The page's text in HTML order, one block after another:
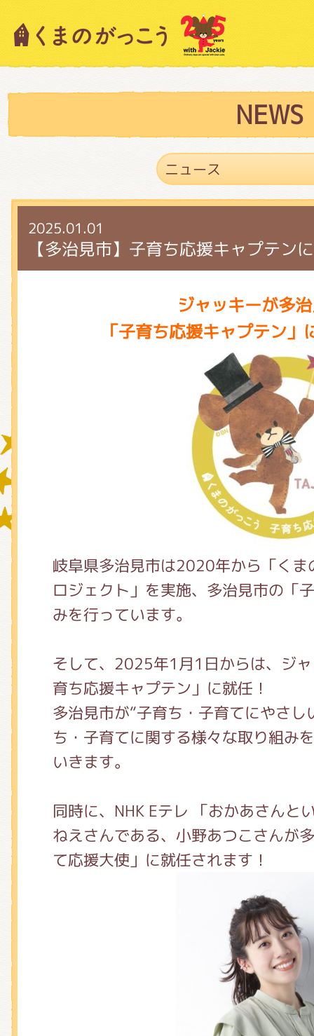
NEWS
2025.01.01
【多治見市】子育ち応援キャプテン
ジャッキーが多
「子育ち応援キャプテン
岐阜県多治見市は2020年から「くま
ロジェクト」を実施、多治見市の「
みを行っています。
そして、2025年1月1日からは、ジ
育ち応援キャプテン」に就任！
多治見市が“子育ち・子育てにやさ
ち・子育てに関する様々な取り組み
いきます。
同時に、NHK Eテレ 「おかあさんと
ねえさんである、小野あつこさんが
て応援大使」に就任されます！
キャラクター紹介
スタッフブログ
絵本・作家紹介
ショップインフォメーション
グッズインフォメーション
ミュージカル・コンサート
おたのしみコンテンツ(クイズ・
チア ジャッキーズ！
くまのがっこう 家庭科部